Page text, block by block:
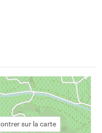
sur la carte